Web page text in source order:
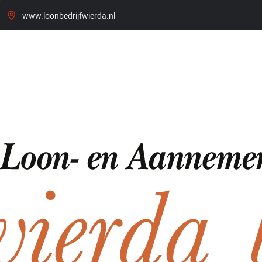
www.loonbedrijfwierda.nl